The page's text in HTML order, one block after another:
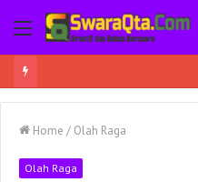
Menu
Home / Olah Raga
Olah Raga